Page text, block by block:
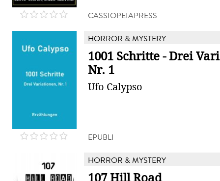
CASSIOPEIAPRESS
HORROR & MYSTERY
1001 Schritte - Drei
Nr. 1
Ufo Calypso
EPUBLI
HORROR & MYSTERY
107 Hill Road